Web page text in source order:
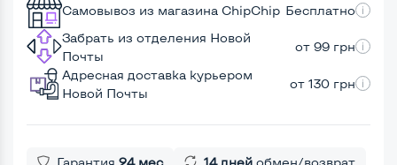
Самовывоз из магазина ChipChip Бесплатно
Забрать из отделения Новой
Почты
от 99 грн
Адресная доставка курьером
Новой Почты
от 130 грн
Гарантия 24 мес 14 дней обмен/возврат